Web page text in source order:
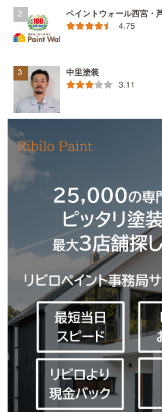
ペイントウォール西宮・
4.75
中里塗装
3.11